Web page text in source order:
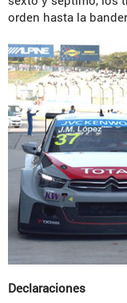
orden hasta la
Declaraciones